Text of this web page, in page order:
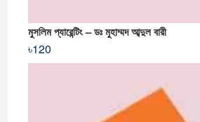
মুসলিম প্যারেন্টিং – ডঃ মুহাম্মদ আব্দুল বারী
৳120